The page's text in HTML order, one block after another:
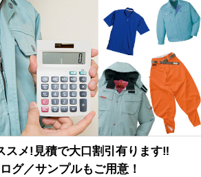
スメ!見積で大口割引有ります‼
グ／サンプルもご用意！